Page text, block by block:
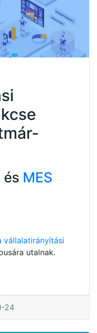
és MES
vállalatirányítási
utalnak.
24